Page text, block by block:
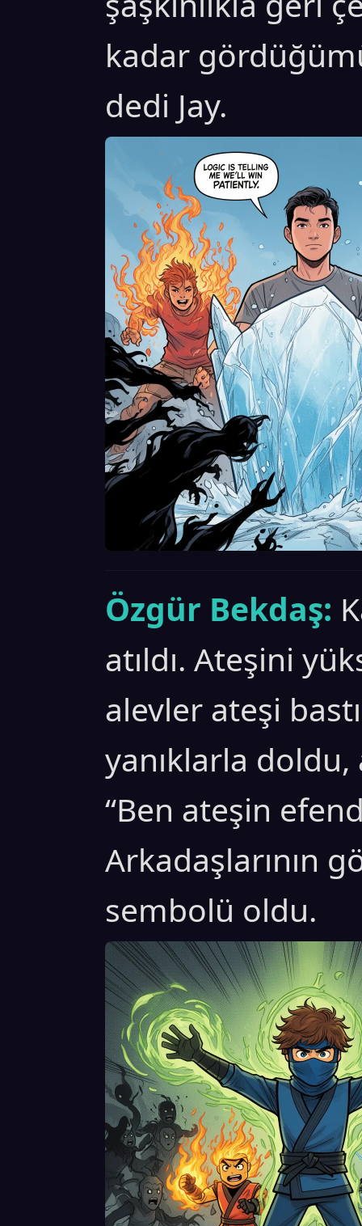
kadar
dedi Jay.
Özgür Bekdaş:
atıldı. Ateşini
alevler ateşi
yanıklarla
“Ben ateşin
Arkadaşlarının
sembolü oldu.